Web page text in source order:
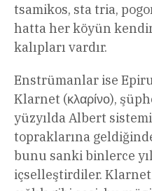
tsamikos, sta tria,
hatta her köyün
kalıpları vardır.
Enstrümanlar ise
Klarnet (κλαρίνο),
yüzyılda Albert
topraklarına
bunu sanki binlerce
içselleştirdiler.